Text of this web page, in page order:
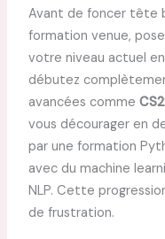
Avant de foncer tête
formation venue,
votre niveau actuel
débutez
avancées comme
vous décourager en
par une formation
avec du machine
NLP. Cette
de frustration.